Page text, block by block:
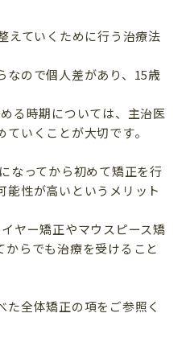
えていくために行う治療法
なので個人差があり、15歳
る時期については、主治医
いくことが大切です。
なってから初めて矯正を行
能性が高いというメリット
ヤー矯正やマウスピース矯
らでも治療を受けること
た全体矯正の項をご参照く